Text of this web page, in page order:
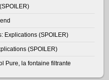
Explications (SPOILER)
(SPOILER)
Pure, la fontaine filtrante